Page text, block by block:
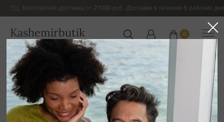
Бесплатная доставка от 27000 руб - Доставка в течение 5 рабочих
Kashemirbutik
РОССИЯ
0
Главная